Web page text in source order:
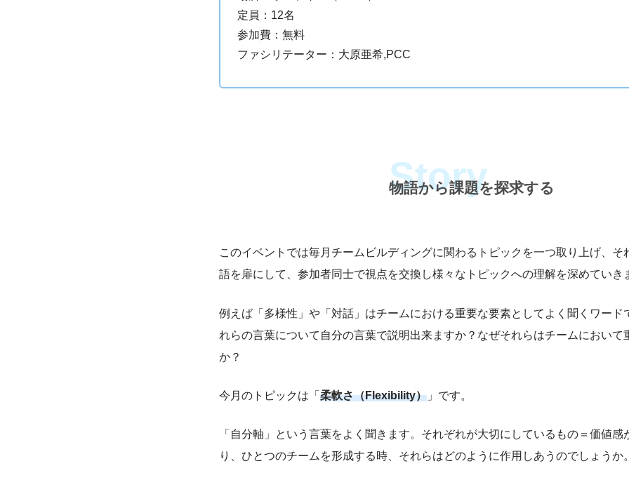
定員：12名
参加費：無料
ファシリテーター：大原亜希,PCC
物語から課題を探求する
このイベントでは毎月チームビルディングに関わるトピックを一つ取り上げ、そ
語を扉にして、参加者同士で視点を交換し様々なトピックへの理解を深めていき
例えば「多様性」や「対話」はチームにおける重要な要素としてよく聞くワード
れらの言葉について自分の言葉で説明出来ますか？なぜそれらはチームにおいて
か？
今月のトピックは「柔軟さ（Flexibility） 」です。
「自分軸」という言葉をよく聞きます。それぞれが大切にしているもの＝価値感
り、ひとつのチームを形成する時、それらはどのように作用しあうのでしょうか。